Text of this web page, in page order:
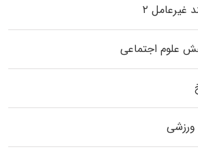
غیرعامل ۲
علوم اجتماعی
ورزشی